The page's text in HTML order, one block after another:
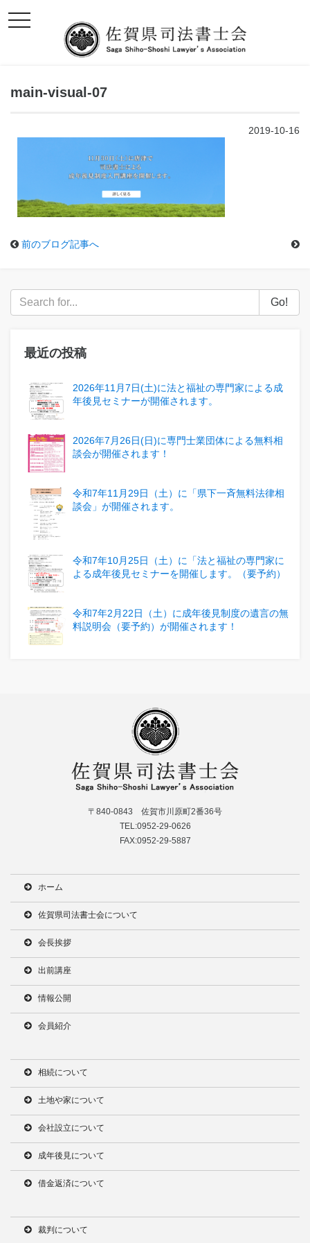
toggle
navigation
main-visual-07
2019-10-16
前のブログ記事へ
Go!
最近の投稿
2026年11月7日(土)に法と福祉の専門家による成
年後見セミナーが開催されます。
2026年7月26日(日)に専門士業団体による無料相
談会が開催されます！
令和7年11月29日（土）に「県下一斉無料法律相
談会」が開催されます。
令和7年10月25日（土）に「法と福祉の専門家に
よる成年後見セミナーを開催します。（要予約）
令和7年2月22日（土）に成年後見制度の遺言の無
料説明会（要予約）が開催されます！
〒840-0843 佐賀市川原町2番36号
TEL:0952-29-0626
FAX:0952-29-5887
ホーム
佐賀県司法書士会について
会長挨拶
出前講座
情報公開
会員紹介
相続について
土地や家について
会社設立について
成年後見について
借金返済について
裁判について